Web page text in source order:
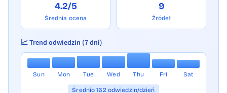
4.2/5
Średnia ocena
9
Źródeł
📈 Trend odwiedzin (7 dni)
Sun Mon Tue Wed Thu Fri Sat
Średnio 162 odwiedzin/dzień